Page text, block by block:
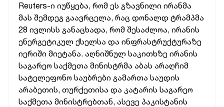
Reuters-ი იუწყება, რომ ეს გზავნილი ირანმა
მას შემდეგ გაავრცელა, რაც დონალდ ტრამპმა
28 ივლისს განაცხადა, რომ შესაძლოა, ირანის
ენერგეტიკულ ქსელსა და ინფრასტრუქტურაზე
იერიში მიეტანა. აღნიშნულ საკითხზე ირანის
საგარეო საქმეთა მინისტრმა აბას არაღჩიმ
სატელეფონო საუბრები გამართა საუდის
არაბეთის, თურქეთისა და კატარის საგარეო
საქმეთა მინისტრებთან, ასევე პაკისტანის